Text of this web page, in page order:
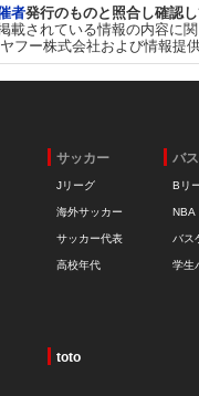
者発行のものと照合し確認し
載されている情報の内容に
フー株式会社および情報提
サッカー
Jリーグ
海外サッカー
サッカー代表
高校年代
バ
Bリ
NBA
バス
学生
toto